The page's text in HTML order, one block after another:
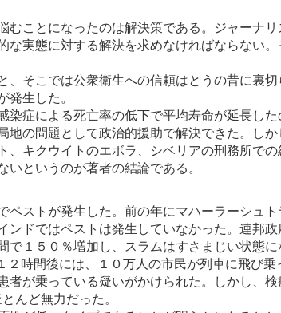
むことになったのは解決策である。ジャー
な実態に対する解決を求めなければならない
、そこでは公衆衛生への信頼はとうの昔に裏
生した。
染症による死亡率の低下で平均寿命が延長し
地の問題として政治的援助で解決できた。し
、キクウイトのエボラ、シベリアの刑務所で
というのが著者の結論である。
ペストが発生した。前の年にマハーラーシュ
ンドではペストは発生していなかった。連邦
１５０％増加し、スラムはすさまじい状態
２時間後には、１０万人の市民が列車に飛び
者が乗っている疑いがかけられた。しかし、
んど無力だった。